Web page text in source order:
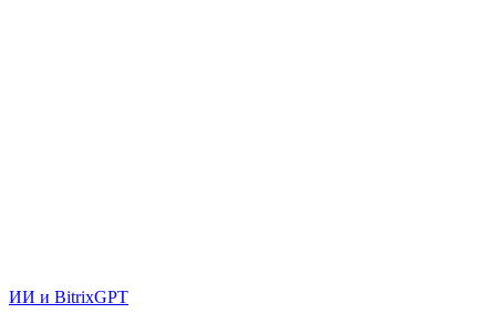
ИИ и BitrixGPT